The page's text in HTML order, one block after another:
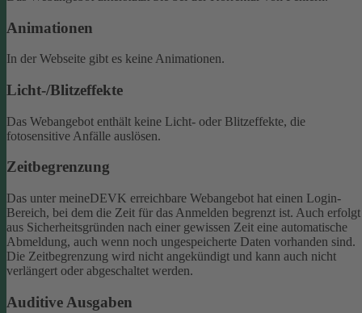
Animationen
In der Webseite gibt es keine Animationen.
Licht-/Blitzeffekte
Das Webangebot enthält keine Licht- oder Blitzeffekte, die
fotosensitive Anfälle auslösen.
Zeitbegrenzung
Das unter meineDEVK erreichbare Webangebot hat einen Login-
Bereich, bei dem die Zeit für das Anmelden begrenzt ist. Auch erfolgt
aus Sicherheitsgründen nach einer gewissen Zeit eine automatische
Abmeldung, auch wenn noch ungespeicherte Daten vorhanden sind.
Die Zeitbegrenzung wird nicht angekündigt und kann auch nicht
verlängert oder abgeschaltet werden.
Auditive Ausgaben